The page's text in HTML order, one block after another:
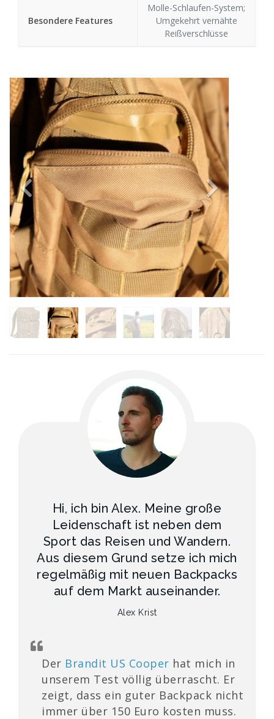
Besondere Features
Molle-Schlaufen-System;
Umgekehrt vernähte
Reißverschlüsse
Previous Next
Hi, ich bin Alex. Meine große
Leidenschaft ist neben dem
Sport das Reisen und Wandern.
Aus diesem Grund setze ich mich
regelmäßig mit neuen Backpacks
auf dem Markt auseinander.
Alex Krist
Der Brandit US Cooper hat mich in
unserem Test völlig überrascht. Er
zeigt, dass ein guter Backpack nicht
immer über 150 Euro kosten muss.